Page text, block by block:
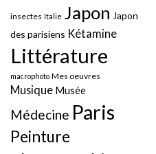
insectes Italie Japon Japon
des parisiens Kétamine
Littérature
macrophoto Mes oeuvres
Musique Musée
Médecine Paris
Peinture